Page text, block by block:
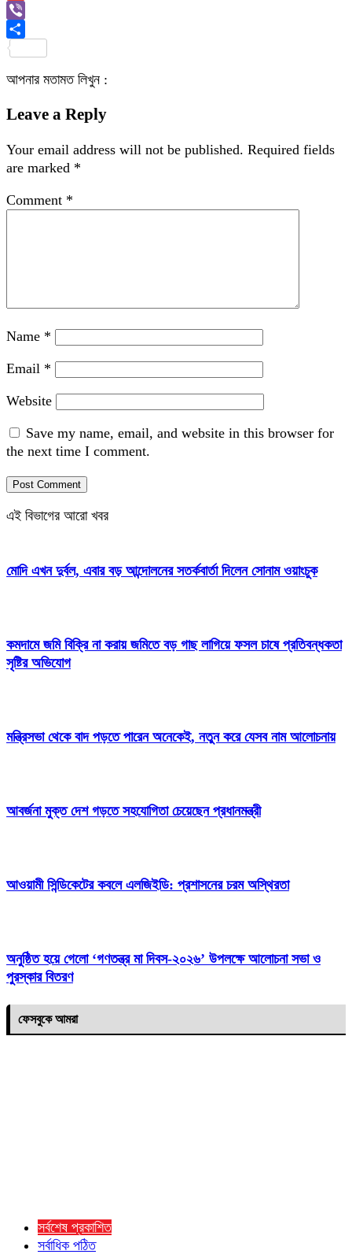
Link
Gmail
Viber
আপনার মতামত লিখুন :
Leave a Reply
Your email address will not be published. Required fields
are marked *
Comment *
Name *
Email *
Website
Save my name, email, and website in this browser for
the next time I comment.
এই বিভাগের আরো খবর
মোদি এখন দুর্বল, এবার বড় আন্দোলনের সতর্কবার্তা দিলেন সোনাম ওয়াংচুক
কমদামে জমি বিক্রি না করায় জমিতে বড় গাছ লাগিয়ে ফসল চাষে প্রতিবন্ধকতা
সৃষ্টির অভিযোগ
মন্ত্রিসভা থেকে বাদ পড়তে পারেন অনেকেই, নতুন করে যেসব নাম আলোচনায়
আবর্জনা মুক্ত দেশ গড়তে সহযোগিতা চেয়েছেন প্রধানমন্ত্রী
‎আওয়ামী সিন্ডিকেটের কবলে এলজিইডি: প্রশাসনের চরম অস্থিরতা
অনুষ্ঠিত হয়ে গেলো ‘গণতন্ত্র মা দিবস-২০২৬’ উপলক্ষে আলোচনা সভা ও
পুরস্কার বিতরণ
ফেসবুকে আমরা
সর্বশেষ প্রকাশিত
সর্বাধিক পঠিত